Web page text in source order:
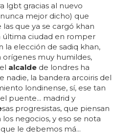
lgbt gracias al nuevo
mejor dicho) que
que ya se cargó khan
última ciudad en romper
la elección de sadiq khan,
muy humildes,
alcalde de londres ha
nadie, la bandera arcoiris del
londinense, sí, ese tan
puente... madrid y
sas progresistas, que piensan
negocios, y eso se nota
le debemos má...